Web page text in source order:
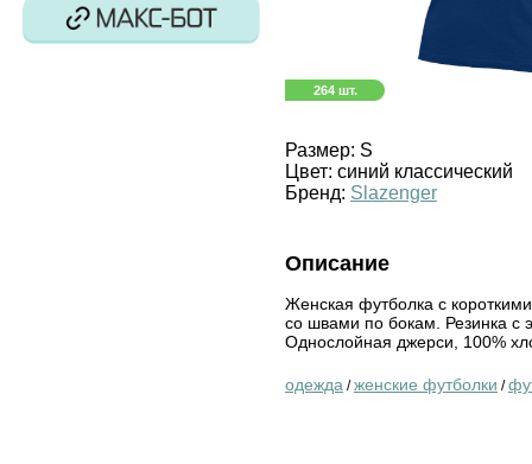
264 шт.
Размер: S
Цвет: синий классический
Бренд: Slazenger
Описание
Женская футболка с
со швами по бокам. Резинка с
Однослойная джерси, 100%
одежда /женские футболки /